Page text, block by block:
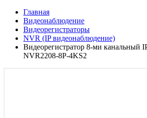
Главная
Видеонаблюдение
Видеорегистраторы
NVR (IP видеонаблюдение)
Видеорегистратор 8-ми канальный
NVR2208-8P-4KS2